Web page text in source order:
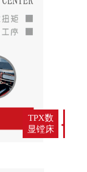
TPX数
显镗床